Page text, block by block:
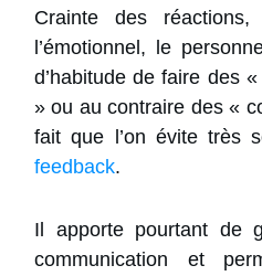
Crainte des
l’émotionnel, le
d’habitude de faire des
» ou au contraire des «
fait que l’on évite très
feedback.
Il apporte pourtant de
communication et